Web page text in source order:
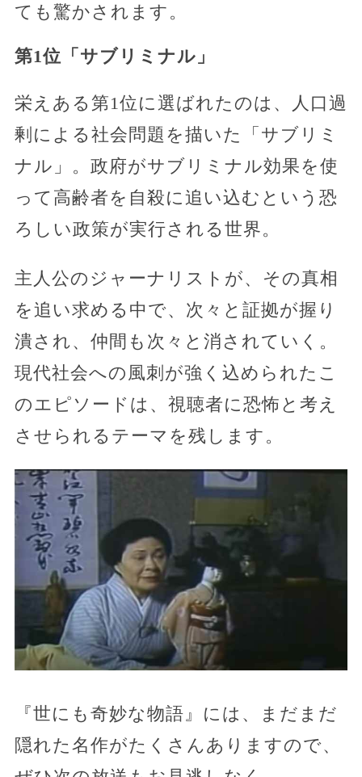
ても驚かされます。
第1位「サブリミナル」
栄えある第1位に選ばれたのは、人口過
剰による社会問題を描いた「サブリミ
ナル」。政府がサブリミナル効果を使
って高齢者を自殺に追い込むという恐
ろしい政策が実行される世界。
主人公のジャーナリストが、その真相
を追い求める中で、次々と証拠が握り
潰され、仲間も次々と消されていく。
現代社会への風刺が強く込められたこ
のエピソードは、視聴者に恐怖と考え
させられるテーマを残します。
『世にも奇妙な物語』には、まだまだ
隠れた名作がたくさんありますので、